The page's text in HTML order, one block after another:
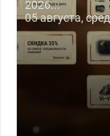
2026...
05 августа,